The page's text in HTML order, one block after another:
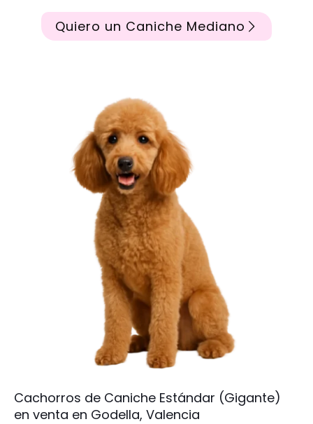
Quiero un Caniche Mediano
Cachorros de Caniche Estándar (Gigante)
en venta en Godella, Valencia